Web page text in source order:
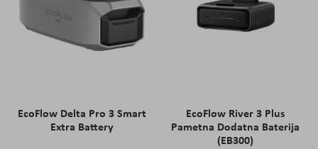
EcoFlow Delta Pro 3 Smart
Extra Battery
EcoFlow River 3 Plus
Pametna Dodatna Baterija
(EB300)